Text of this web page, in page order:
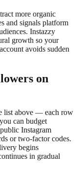
more organic
and signals platform
Instazzy
growth so your
avoids sudden
on
list above — each row
can budget
Instagram
or two-factor codes.
begins
in gradual